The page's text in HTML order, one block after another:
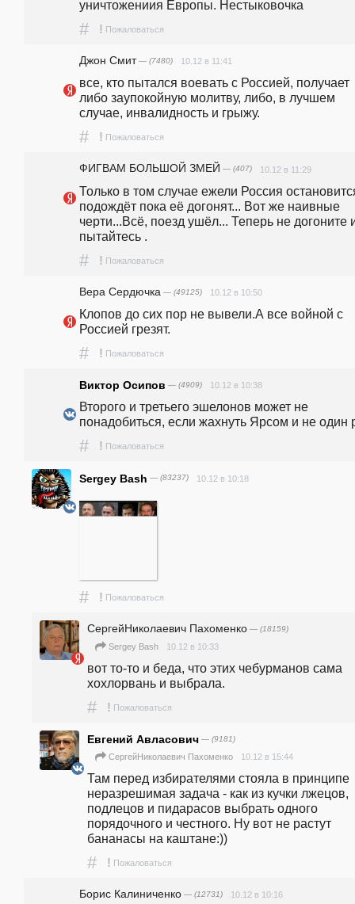
уничтожениия Европы. Нестыковочка
# ! Пожаловаться
Джон Смит— (7480) 10.12 в 11:41
все, кто пытался воевать с Россией, получает
либо заупокойную молитву, либо, в лучшем
случае, инвалидность и грыжу.
# ! Пожаловаться
ФИГВАМ БОЛЬШОЙ ЗМЕЙ — (407) 10.12 в 11:29
Только в том случае ежели Россия
подождёт пока её догонят... Вот же наивные
черти...Всё, поезд ушёл... Теперь не догоните
пытайтесь .
# ! Пожаловаться
Вера Сердючка — (49125) 10.12 в 10:50
Клопов до сих пор не вывели.А все войной с
Россией грезят.
# ! Пожаловаться
Виктор Осипов — (4909) 10.12 в 10:38
Второго и третьего эшелонов может не
понадобиться, если жахнуть Ярсом и не один
# ! Пожаловаться
Sergey Bash — (83237) 10.12 в 10:18
# ! Пожаловаться
СергейНиколаевич Пахоменко — (18159)
Sergey Bash 10.12 в 10:33
вот то-то и беда, что этих чебурманов сама
хохлорвань и выбрала.
# ! Пожаловаться
Евгений Авласович — (9181)
СергейНиколаевич Пахоменко 10.12 в 15:44
Там перед избирателями стояла в принципе
неразрешимая задача - как из кучки лжецов,
подлецов и пидарасов выбрать одного
порядочного и честного. Ну вот не растут
бананасы на каштане:))
# ! Пожаловаться
Борис Калиниченко — (12731) 10.12 в 10:16